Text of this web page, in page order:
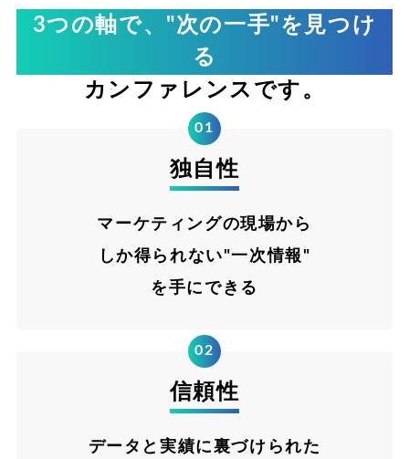
3つの軸で、"次の一手"を見つけ
る
カンファレンスです。
01
独自性
マーケティングの現場から
しか得られない"一次情報"
を手にできる
02
信頼性
データと実績に裏づけられた